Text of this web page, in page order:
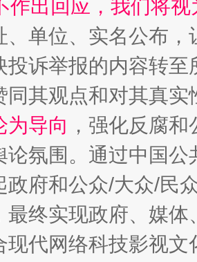
生生不息
作出回应，我们将
、单位、实名公布
投诉举报的内容转
同其观点和对其真实
为导向 ，强化反腐
论氛围。通过中国
政府和公众/大众/民
最终实现政府、媒
现代网络科技影视